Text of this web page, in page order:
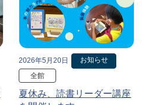
2026年5月20日
お知らせ
全館
夏休み、読書リーダー講座